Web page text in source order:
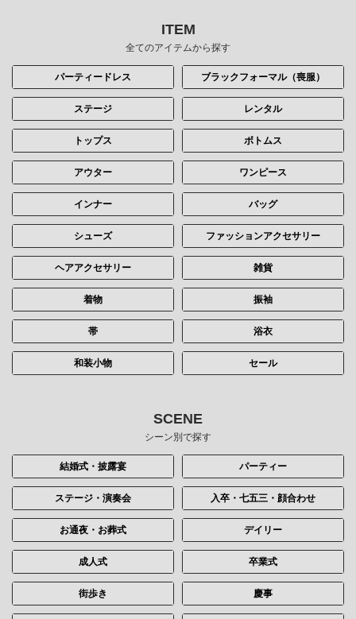
ITEM
全てのアイテムから探す
パーティードレス ブラックフォーマル（喪服）
ステージ レンタル
トップス ボトムス
アウター ワンピース
インナー バッグ
シューズ ファッションアクセサリー
ヘアアクセサリー 雑貨
着物 振袖
帯 浴衣
和装小物 セール
SCENE
シーン別で探す
結婚式・披露宴 パーティー
ステージ・演奏会 入卒・七五三・顔合わせ
お通夜・お葬式 デイリー
成人式 卒業式
街歩き 慶事